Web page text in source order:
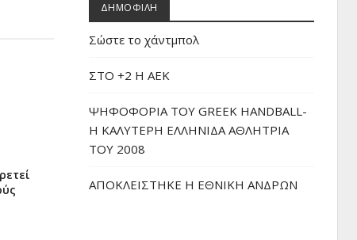
ΔΗΜΟΦΙΛΗ
Σώστε το χάντμπολ
ΣΤΟ +2 Η ΑΕΚ
ΨΗΦΟΦΟΡΙΑ ΤΟΥ GREEK HANDBALL-
H ΚΑΛΥΤΕΡΗ ΕΛΛΗΝΙΔΑ ΑΘΛΗΤΡΙΑ
ΤΟΥ 2008
ΑΠΟΚΛΕΙΣΤΗΚΕ Η ΕΘΝΙΚΗ ΑΝΔΡΩΝ